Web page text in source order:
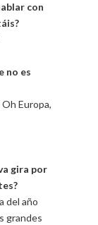
con
no es
Europa,
gira por
del año
grandes